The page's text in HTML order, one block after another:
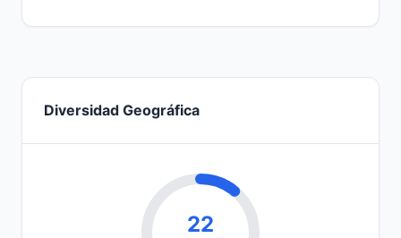
Diversidad Geográfica
22